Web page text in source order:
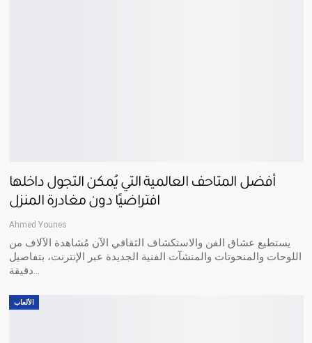
أفضل المتاحف العالمية التي يُمكن التجول داخلها
افتراضيًا دون مغادرة المنزل
Ahmed Younes
يستطيع عشاق الفن والاستكشاف الثقافي الآن مُشاهدة الآلاف من
اللوحات والمنحوتات والمنشآت الفنية الجديدة عبر الإنترنت، بتفاصيل
دقيقة…
الألعاب